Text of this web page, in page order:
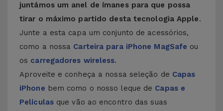
juntámos um anel de ímanes para que possa
tirar o máximo partido desta tecnologia Apple.
Junte a esta capa um conjunto de acessórios,
como a nossa Carteira para iPhone MagSafe ou
os carregadores wireless.
Aproveite e conheça a nossa seleção de Capas
iPhone bem como o nosso leque de Capas e
Películasque vão ao encontro das suas